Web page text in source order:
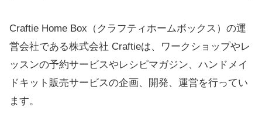
Craftie Home Box（クラフティホームボックス）の運
営会社である株式会社 Craftieは、ワークショップやレ
ッスンの予約サービスやレシピマガジン、ハンドメイ
ドキット販売サービスの企画、開発、運営を行ってい
ます。